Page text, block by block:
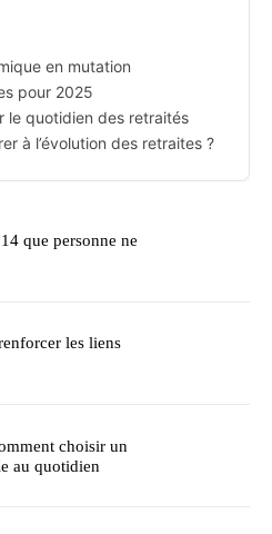
en mutation
pour 2025
le quotidien des retraités
à l’évolution des retraites ?
que personne ne
les liens
choisir un
au quotidien